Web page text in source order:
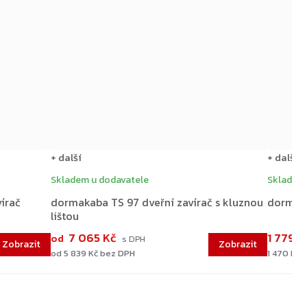
dormakaba TS 97 dveřní zavírač s kluznou
lištou
Skladem u dodavatele
od 5 839 Kč bez DPH
od 7 065 Kč
+ další
Skladem
1 470 Kč
1 779
+ další